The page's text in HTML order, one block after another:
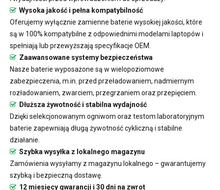
Wysoka jakość i pełna kompatybilność
Oferujemy wyłącznie zamienne baterie wysokiej jakości, które
są w 100% kompatybilne z odpowiednimi modelami laptopów i
spełniają lub przewyższają specyfikacje OEM.
Zaawansowane systemy bezpieczeństwa
Nasze baterie wyposażone są w wielopoziomowe
zabezpieczenia, m.in. przed przeładowaniem, nadmiernym
rozładowaniem, zwarciem, przegrzaniem oraz przepięciem.
Dłuższa żywotność i stabilna wydajność
Dzięki selekcjonowanym ogniwom oraz testom laboratoryjnym
baterie zapewniają długą żywotność cykliczną i stabilne
działanie.
Szybka wysyłka z lokalnego magazynu
Zamówienia wysyłamy z magazynu lokalnego – gwarantujemy
szybką i bezpieczną dostawę.
12 miesięcy gwarancji i 30 dni na zwrot